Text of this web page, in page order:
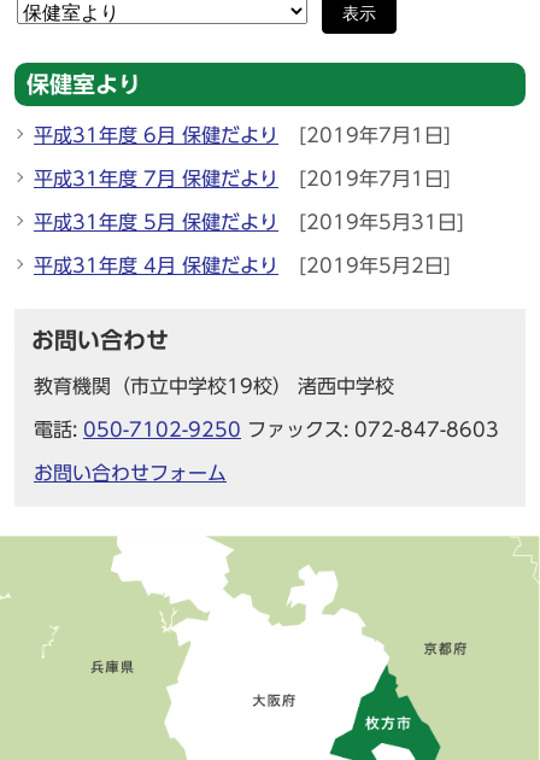
表示
保健室より
平成31年度 6月 保健だより [2019年7月1日]
平成31年度 7月 保健だより [2019年7月1日]
平成31年度 5月 保健だより [2019年5月31日]
平成31年度 4月 保健だより [2019年5月2日]
お問い合わせ
教育機関（市立中学校19校） 渚西中学校
電話: 050-7102-9250 ファックス: 072-847-8603
お問い合わせフォーム